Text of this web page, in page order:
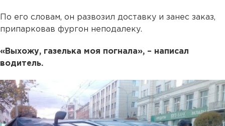
По его словам, он развозил доставку и занес заказ,
припарковав фургон неподалеку.
«Выхожу, газелька моя погнала», – написал
водитель.